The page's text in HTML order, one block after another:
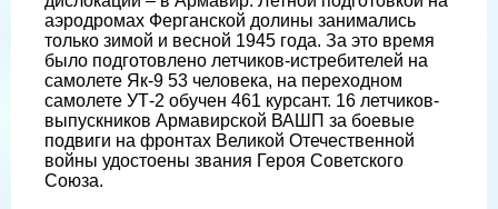
аэродромах Ферганской долины занимались
только зимой и весной 1945 года. За это время
было подготовлено летчиков-истребителей на
самолете Як-9 53 человека, на переходном
самолете УТ-2 обучен 461 курсант. 16 летчиков-
выпускников Армавирской ВАШП за боевые
подвиги на фронтах Великой Отечественной
войны удостоены звания Героя Советского
Союза.